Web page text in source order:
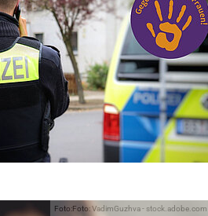
Foto:Foto: VadimGuzhva - stock.adobe.com